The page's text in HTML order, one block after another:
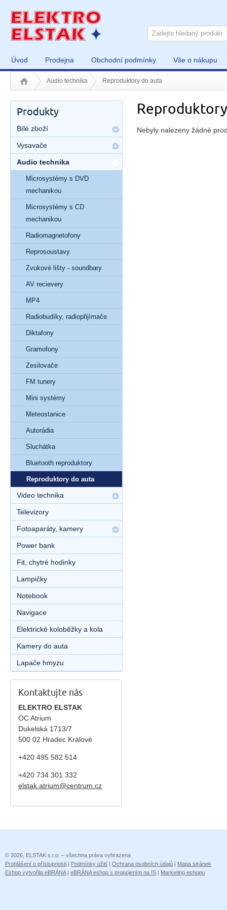
Úvod Prodejna Obchodní podmínky Vše o nákupu
Audio technika Reproduktory do auta
Nebyly nalezeny žádné
Produkty
Bílé zboží
Vysavače
Audio technika
Microsystémy s DVD
mechanikou
Microsystémy s CD
mechanikou
Radiomagnetofony
Reprosoustavy
Zvukové lišty - soundbary
AV recievery
MP4
Radiobudíky, radiopřijímače
Diktafony
Gramofony
Zesilovače
FM tunery
Mini systémy
Meteostanice
Autorádia
Sluchátka
Bluetooth reproduktory
Reproduktory do auta
Video technika
Televizory
Fotoaparáty, kamery
Power bank
Fit, chytré hodinky
Lampičky
Notebook
Navigace
Elektrické koloběžky a kola
Kamery do auta
Lapače hmyzu
Kontaktujte nás
ELEKTRO ELSTAK
OC Atrium
Dukelská 1713/7
500 02 Hradec Králové
+420 495 582 514
+420 734 301 332
elstak.atrium@centrum.cz
© 2026, ELSTAK s.r.o. – všechna práva vyhrazena
Prohlášení o přístupnosti | Podmínky užití | Ochrana osobních údajů | Mapa stránek
Eshop vytvořila eBRÁNA| eBRÁNA eshop s propojením na IS | Marketing eshopu